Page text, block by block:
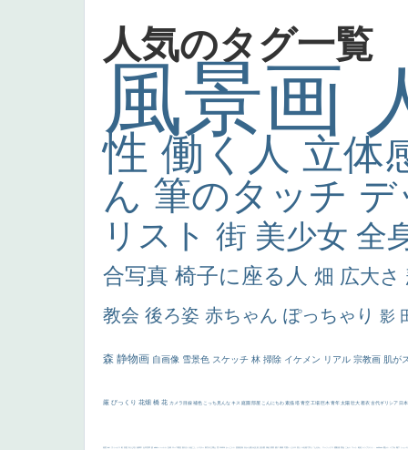
人気のタグ一覧
風景画
性 働く人 立体
ん 筆のタッチ
リスト 街 美少女 全
合写真 椅子に座る人 畑 広大さ
教会 後ろ姿 赤ちゃん ぽっちゃり 影
森 静物画 自画像 雪景色 スケッチ 林 掃除 イケメン リアル 宗教画 肌が
厳 びっくり 花畑 橋 花 カメラ目線 補色 こっち見んな キス 庭園 部屋 こんにちわ 素描 塔 青空 工場 巨木 青年 太陽 壮大 着衣 古代ギリシア 日
画質 last ヴィーナス 剣 白人少女 食事中 山本芳翠 麦 alciato ハーレム 女神 ローマ教皇 奥行き 火起こし シスター 東方の三博士 114514 かっこいい 受胎告知 天から覗き込む顔 設計図 挿絵 群衆 親子 裸婦 可愛い ピサロ ＃名画で学ぶ「たるみ」 ニーソックス 躍動感 黄色 こわい コート 畦道 レンブラント・ sekkusu 暖かい バブみ 靴下 ショッ